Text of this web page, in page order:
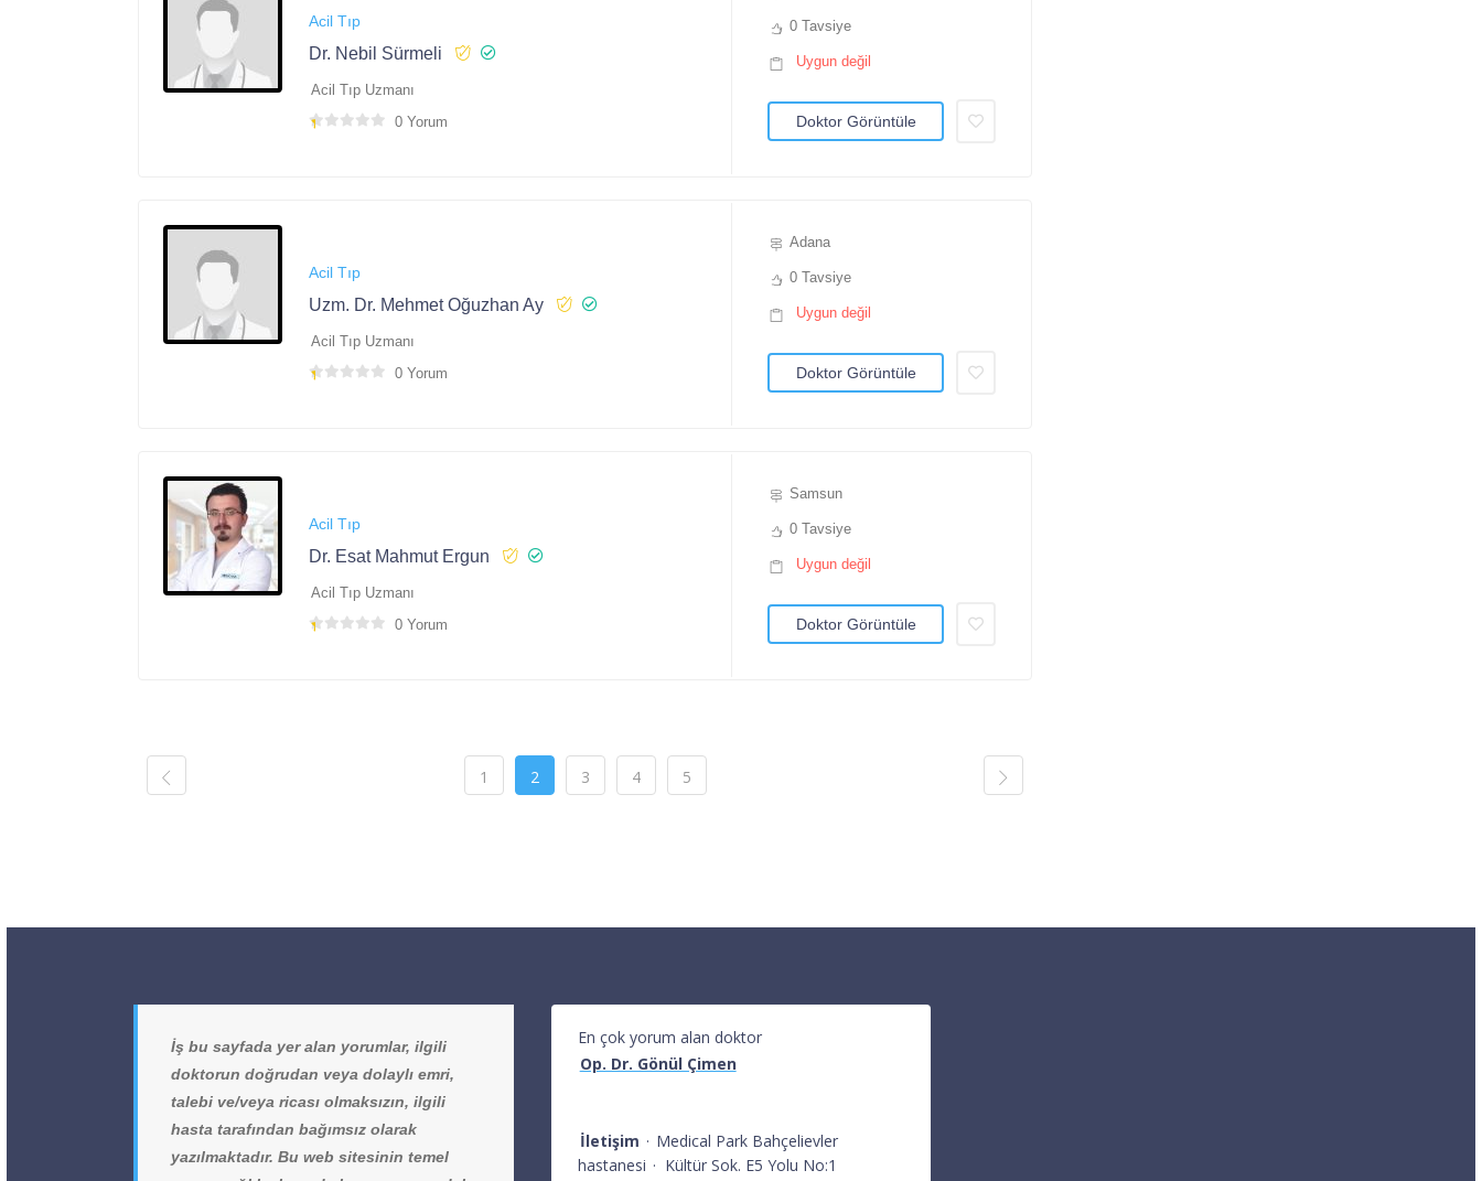
Acil Tıp
Dr. Nebil Sürmeli
Acil Tıp Uzmanı
0 Yorum
0 Tavsiye
Uygun değil
Doktor Görüntüle
Acil Tıp
Uzm. Dr. Mehmet Oğuzhan Ay
Acil Tıp Uzmanı
0 Yorum
Adana
0 Tavsiye
Uygun değil
Doktor Görüntüle
Acil Tıp
Dr. Esat Mahmut Ergun
Acil Tıp Uzmanı
0 Yorum
Samsun
0 Tavsiye
Uygun değil
Doktor Görüntüle
1 2 3 4 5
İş bu sayfada yer alan yorumlar, ilgili
doktorun doğrudan veya dolaylı emri,
talebi ve/veya ricası olmaksızın, ilgili
hasta tarafından bağımsız olarak
yazılmaktadır. Bu web sitesinin temel
En çok yorum alan doktor
Op. Dr. Gönül Çimen
İletişim · Medical Park Bahçelievler
hastanesi · Kültür Sok. E5 Yolu No:1